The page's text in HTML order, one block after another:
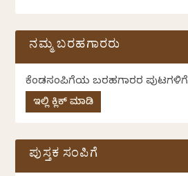
ನಮ್ಮ ಬರಹಗಾರರು
ಕೆಂಡಸಂಪಿಗೆಯ ಬರಹಗಾರರ ಪುಟಗಳಿಗೆ
ಇಲ್ಲಿ ಕ್ಲಿಕ್ ಮಾಡಿ
ಪುಸ್ತಕ ಸಂಪಿಗೆ